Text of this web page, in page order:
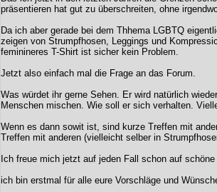
präsentieren hat gut zu überschreiten, ohne
Da ich aber gerade bei dem Thhema LGBTQ
zeigen von Strumpfhosen, Leggings und
feminineres T-Shirt ist sicher kein Problem.
Jetzt also einfach mal die Frage an das Forum.
Was würdet ihr gerne Sehen. Er wird natürlich
Menschen mischen. Wie soll er sich verhalten.
Wenn es dann sowit ist, sind kurze Treffen mit
Treffen mit anderen (vielleicht selber in
Ich freue mich jetzt auf jeden Fall schon auf
ich bin erstmal für alle eure Vorschläge und